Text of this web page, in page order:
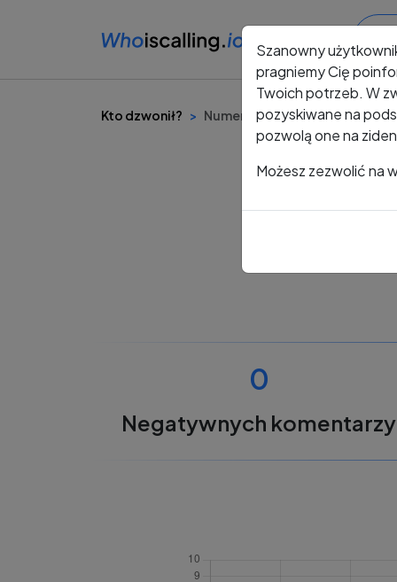
Kto dzwonił? Numer +48 484 779 252
0
Negatywnych komentarzy
Szanowny
pragniemy Cię
Twoich potrzeb. W
pozyskiwane na
pozwolą one na
Możesz zezwolić na